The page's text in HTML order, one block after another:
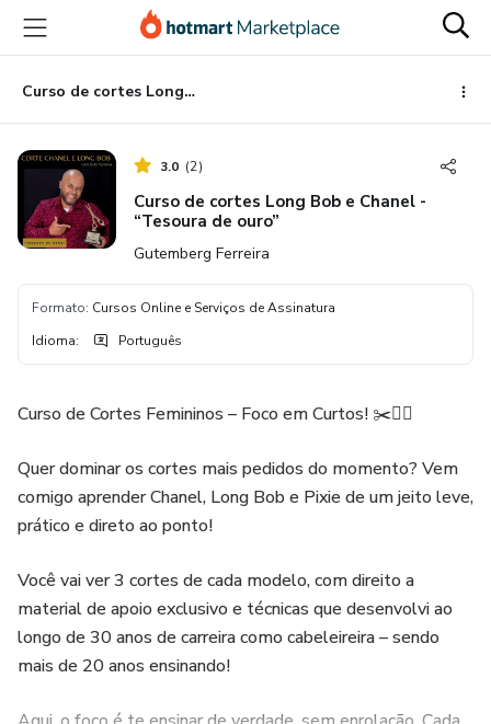
para
conteúdo
principal
para
pagamento
para
rodapé
Curso de cortes Long Bob e Chanel - “Tesoura de ouro”
3.0 (2)
Curso de cortes Long Bob e Chanel -
“Tesoura de ouro”
Gutemberg Ferreira
Formato: Cursos Online e Serviços de Assinatura
Idioma: Português
Curso de Cortes Femininos – Foco em Curtos! ✂️💇‍♀️
Quer dominar os cortes mais pedidos do momento? Vem
comigo aprender Chanel, Long Bob e Pixie de um jeito leve,
prático e direto ao ponto!
Você vai ver 3 cortes de cada modelo, com direito a
material de apoio exclusivo e técnicas que desenvolvi ao
longo de 30 anos de carreira como cabeleireira – sendo
mais de 20 anos ensinando!